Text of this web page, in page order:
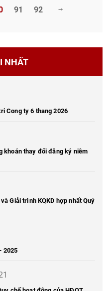
91 92
NHẤT
Cong ty 6 thang 2026
khoán thay đổi đăng ký niêm
Giải trình KQKD hợp nhất Quý
2025